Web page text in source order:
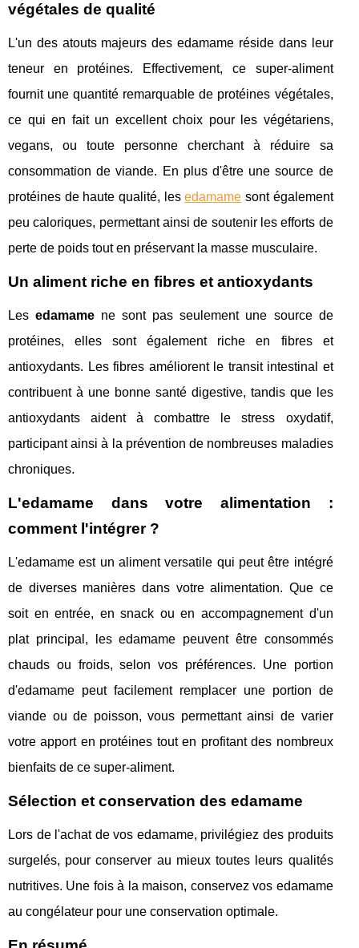
végétales de qualité
L'un des atouts majeurs des edamame réside dans leur
teneur en protéines. Effectivement, ce super-aliment
fournit une quantité remarquable de protéines végétales,
ce qui en fait un excellent choix pour les végétariens,
vegans, ou toute personne cherchant à réduire sa
consommation de viande. En plus d'être une source de
protéines de haute qualité, lesedamame sont également
peu caloriques, permettant ainsi de soutenir les efforts de
perte de poids tout en préservant la masse musculaire.
Un aliment riche en fibres et antioxydants
Lesedamame ne sont pas seulement une source de
protéines, elles sont également riche en fibres et
antioxydants. Les fibres améliorent le transit intestinal et
contribuent à une bonne santé digestive, tandis que les
antioxydants aident à combattre le stress oxydatif,
participant ainsi à la prévention de nombreuses maladies
chroniques.
L'edamame dans votre alimentation :
comment l'intégrer ?
L'edamame est un aliment versatile qui peut être intégré
de diverses manières dans votre alimentation. Que ce
soit en entrée, en snack ou en accompagnement d'un
plat principal, les edamame peuvent être consommés
chauds ou froids, selon vos préférences. Une portion
d'edamame peut facilement remplacer une portion de
viande ou de poisson, vous permettant ainsi de varier
votre apport en protéines tout en profitant des nombreux
bienfaits de ce super-aliment.
Sélection et conservation des edamame
Lors de l'achat de vos edamame, privilégiez des produits
surgelés, pour conserver au mieux toutes leurs qualités
nutritives. Une fois à la maison, conservez vos edamame
au congélateur pour une conservation optimale.